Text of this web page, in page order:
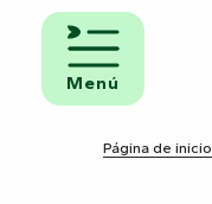
contenu
principal
Menú
Página de inicio